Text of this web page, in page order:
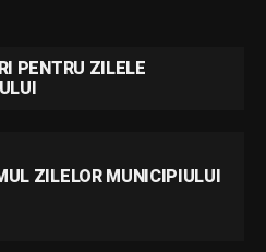
PENTRU ZILELE
ZILELOR MUNICIPIULUI